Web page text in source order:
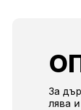
За
лява